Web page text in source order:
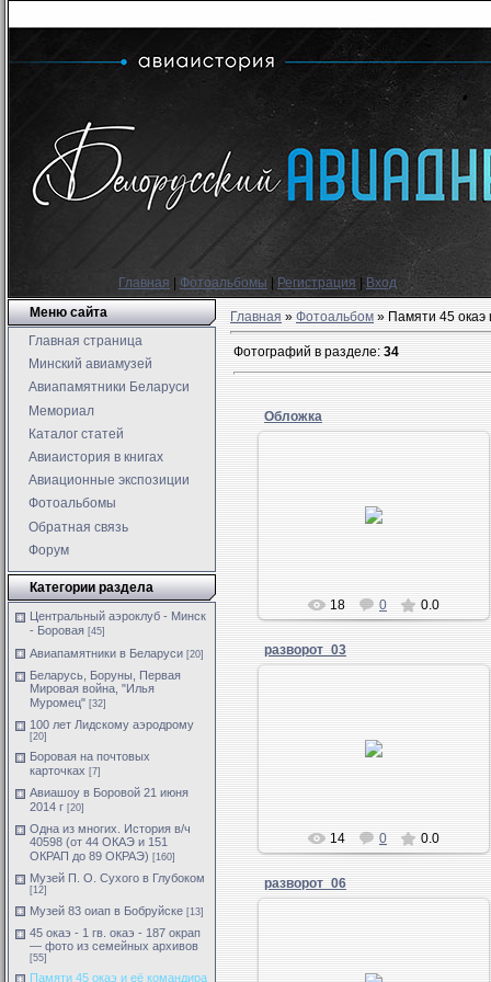
Главная Фотоальбомы Регистрация | Вход
Меню сайта
Главная страница
Минский авиамузей
Авиапамятники Беларуси
Мемориал
Каталог статей
Авиаистория в книгах
Авиационные экспозиции
Фотоальбомы
Обратная связь
Форум
Категории раздела
Центральный аэроклуб - Минск
- Боровая [45]
Авиапамятники в Беларуси [20]
Беларусь, Боруны, Первая
Мировая война, "Илья
Муромец" [32]
100 лет Лидскому аэродрому
[20]
Боровая на почтовых
карточках [7]
Авиашоу в Боровой 21 июня
2014 г [20]
Одна из многих. История в/ч
40598 (от 44 ОКАЭ и 151
ОКРАП до 89 ОКРАЭ) [160]
Музей П. О. Сухого в Глубоком
[12]
Музей 83 оиап в Бобруйске [13]
45 окаэ - 1 гв. окаэ - 187 окрап
— фото из семейных архивов
[55]
Памяти 45 окаэ и её командира
Главная»Фотоальбом» Памяти 45 окаэ
Фотографий в разделе:34
Обложка
18 0 0.0
разворот_03
14 0 0.0
разворот_06